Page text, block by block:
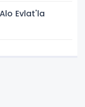
Evlat'la